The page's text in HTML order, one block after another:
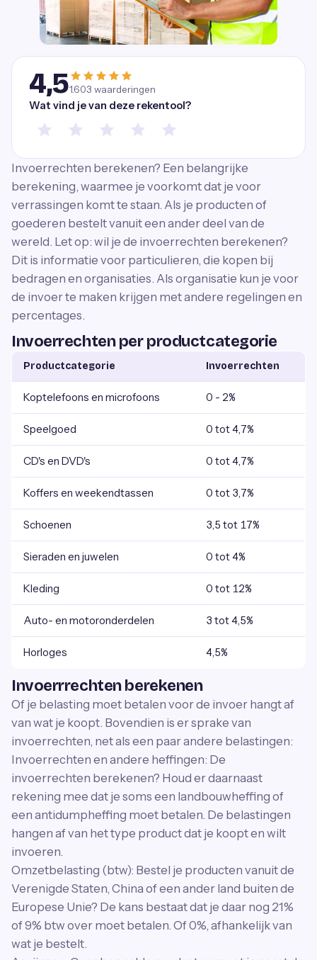
4,51.603 waarderingen
Wat vind je van deze rekentool?
Invoerrechten berekenen? Een belangrijke
berekening, waarmee je voorkomt dat je voor
verrassingen komt te staan. Als je producten of
goederen bestelt vanuit een ander deel van de
wereld. Let op: wil je de invoerrechten berekenen?
Dit is informatie voor particulieren, die kopen bij
bedragen en organisaties. Als organisatie kun je voor
de invoer te maken krijgen met andere regelingen en
percentages.
Invoerrechten per productcategorie
Productcategorie Invoerrechten
Koptelefoons en microfoons 0 - 2%
Speelgoed 0 tot 4,7%
CD's en DVD's 0 tot 4,7%
Koffers en weekendtassen 0 tot 3,7%
Schoenen 3,5 tot 17%
Sieraden en juwelen 0 tot 4%
Kleding 0 tot 12%
Auto- en motoronderdelen 3 tot 4,5%
Horloges 4,5%
Invoerrrechten berekenen
Of je belasting moet betalen voor de invoer hangt af
van wat je koopt. Bovendien is er sprake van
invoerrechten, net als een paar andere belastingen:
Invoerrechten en andere heffingen: De
invoerrechten berekenen? Houd er daarnaast
rekening mee dat je soms een landbouwheffing of
een antidumpheffing moet betalen. De belastingen
hangen af van het type product dat je koopt en wilt
invoeren.
Omzetbelasting (btw): Bestel je producten vanuit de
Verenigde Staten, China of een ander land buiten de
Europese Unie? De kans bestaat dat je daar nog 21%
of 9% btw over moet betalen. Of 0%, afhankelijk van
wat je bestelt.